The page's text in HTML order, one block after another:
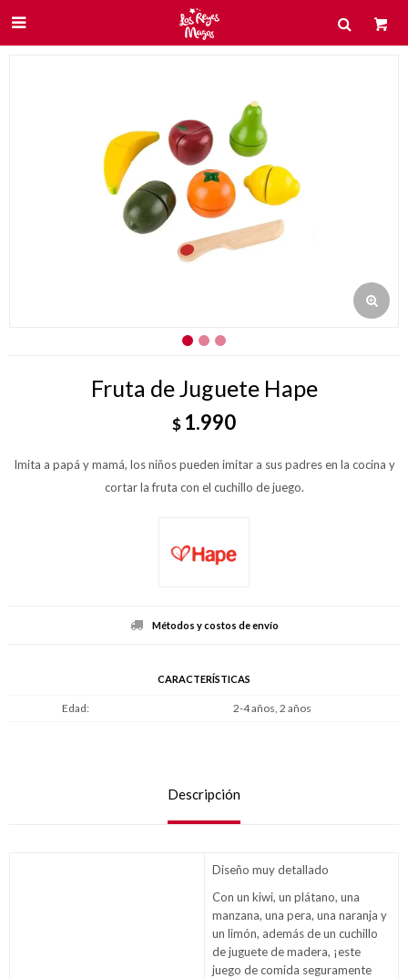

Fruta de Juguete Hape
$ 1.990
Imita a papá y mamá, los niños pueden imitar a sus padres en la cocina y
cortar la fruta con el cuchillo de juego.
Métodos y costos de envío
CARACTERÍSTICAS
Edad 2-4 años, 2 años
Descripción
Diseño muy detallado
Con un kiwi, un plátano, una
manzana, una pera, una naranja y
un limón, además de un cuchillo
de juguete de madera, ¡este
juego de comida seguramente